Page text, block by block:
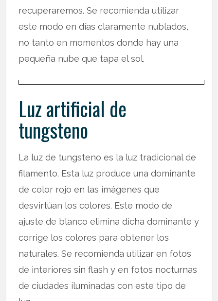
recuperaremos. Se recomienda utilizar
este modo en días claramente nublados,
no tanto en momentos donde hay una
pequeña nube que tapa el sol.
Luz artificial de
tungsteno
La luz de tungsteno es la luz tradicional de
filamento. Esta luz produce una dominante
de color rojo en las imágenes que
desvirtúan los colores. Este modo de
ajuste de blanco elimina dicha dominante y
corrige los colores para obtener los
naturales. Se recomienda utilizar en fotos
de interiores sin flash y en fotos nocturnas
de ciudades iluminadas con este tipo de